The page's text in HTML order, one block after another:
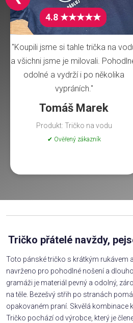
4.8 ★★★★★
"Koupili jsme si tahle trička na
a všichni jsme je milovali.
odolné a vydrží i po několika
vypráních."
Tomáš Marek
Produkt: Tričko na vodu
✔ Ověřený zákazník
Tričko přátelé navždy,
Toto pánské tričko s krátkým rukávem
navrženo pro pohodlné nošení a
gramáži je materiál pevný a odolný,
na těle. Bezešvý střih po stranách
opakovaném praní. Skvělá kombinace
Tričko pochází od výrobce, který je